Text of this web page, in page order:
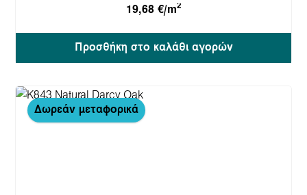
19,68 €/m2
Προσθήκη στο καλάθι αγορών
Δωρεάν μεταφορικά